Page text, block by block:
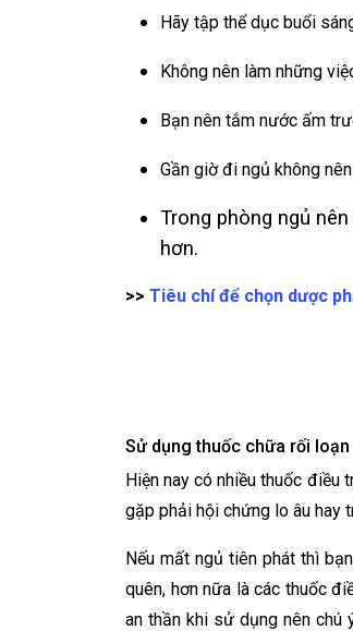
Hãy tập thể dục buổi
Không nên làm những
Bạn nên tắm nước ấm
Gần giờ đi ngủ không
Trong phòng ngủ
hơn.
>> Tiêu chí để chọn dược
Sử dụng thuốc chữa rối
Hiện nay có nhiều thuốc
gặp phải hội chứng lo âu hay
Nếu mất ngủ tiên phát thì
quên, hơn nữa là các thuốc
an thần khi sử dụng nên chú